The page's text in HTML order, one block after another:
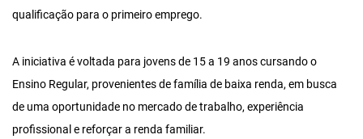
qualificação para o primeiro emprego.
A iniciativa é voltada para jovens de 15 a 19 anos cursando o
Ensino Regular, provenientes de família de baixa renda, em busca
de uma oportunidade no mercado de trabalho, experiência
profissional e reforçar a renda familiar.